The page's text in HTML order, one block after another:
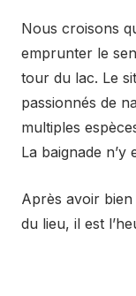
Nous croisons
emprunter le
tour du lac. Le
passionnés de
multiples
La baignade
Après avoir
du lieu, il est